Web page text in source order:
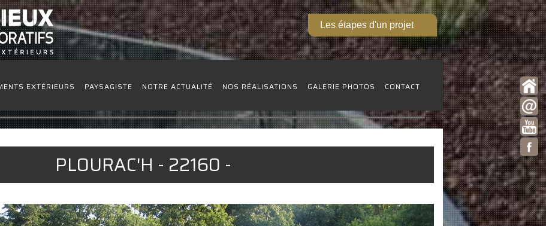
Les étapes d'un projet
EXTÉRIEURS PAYSAGISTE NOTRE ACTUALITÉ NOS RÉALISATIONS GALERIE PHOTOS CONTACT
PLOURAC'H - 22160 -